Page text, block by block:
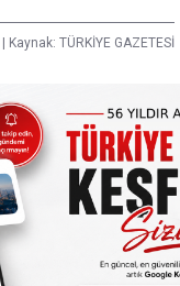
| Kaynak: TÜRKİYE GAZETESİ